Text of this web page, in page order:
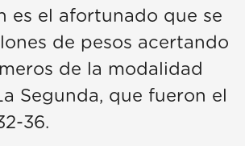
es el afortunado que se
de pesos acertando
de la modalidad
Segunda, que fueron el
36.